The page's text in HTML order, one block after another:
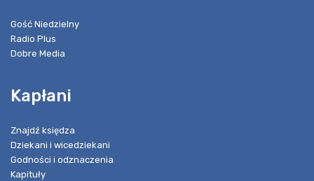
Gość Niedzielny
Radio Plus
Dobre Media
Kapłani
Znajdź księdza
Dziekani i wicedziekani
Godności i odznaczenia
Kapituły